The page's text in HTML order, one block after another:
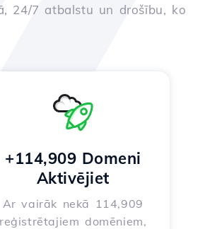
24/7 atbalstu un drošību, ko
+114,909 Domeni
Aktivējiet
Ar vairāk nekā 114,909
reģistrētajiem domēniem,